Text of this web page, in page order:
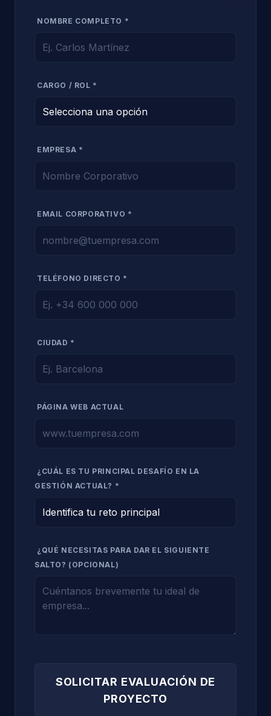
NOMBRE COMPLETO *
CARGO / ROL *
EMPRESA *
EMAIL CORPORATIVO *
TELÉFONO DIRECTO *
CIUDAD *
PÁGINA WEB ACTUAL
¿CUÁL ES TU PRINCIPAL DESAFÍO EN LA
GESTIÓN ACTUAL? *
¿QUÉ NECESITAS PARA DAR EL SIGUIENTE
SALTO? (OPCIONAL)
SOLICITAR EVALUACIÓN DE
PROYECTO